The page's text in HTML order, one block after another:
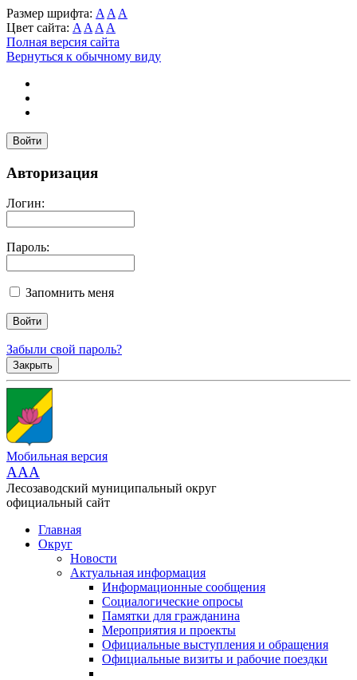
Размер шрифта: A A A
Цвет сайта: A A A A
Полная версия сайта
Вернуться к обычному виду
Войти
Авторизация
Логин:
Пароль:
Запомнить меня
Забыли свой пароль?
Закрыть
Мобильная версия
AAA
Лесозаводский муниципальный округ
официальный сайт
Главная
Округ
Новости
Актуальная информация
Информационные сообщения
Социалогические опросы
Памятки для гражданина
Мероприятия и проекты
Официальные выступления и обращения
Официальные визиты и рабочие поездки